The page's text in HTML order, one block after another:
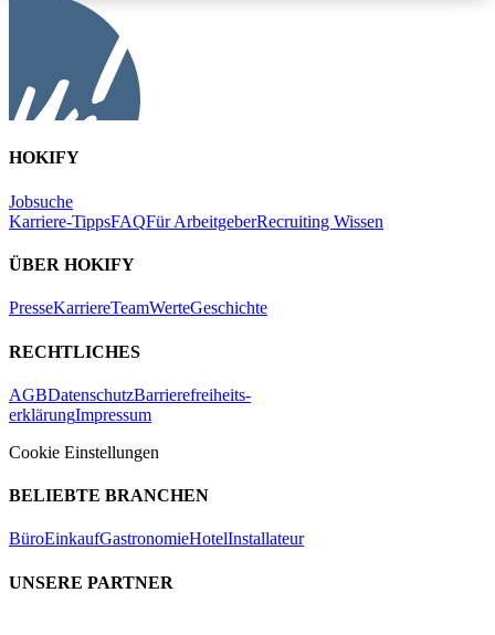
HOKIFY
Jobsuche
Karriere-TippsFAQFür ArbeitgeberRecruiting Wissen
ÜBER HOKIFY
PresseKarriereTeamWerteGeschichte
RECHTLICHES
AGBDatenschutzBarrierefreiheits-
erklärungImpressum
Cookie Einstellungen
BELIEBTE BRANCHEN
BüroEinkaufGastronomieHotelInstallateur
UNSERE PARTNER